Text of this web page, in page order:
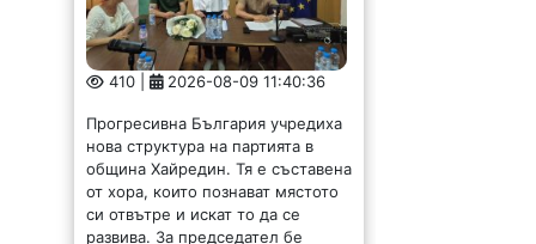
410 | 2026-08-09 11:40:36
Прогресивна България учредиха
нова структура на партията в
община Хайредин. Тя е съставена
от хора, които познават мястото
си отвътре и искат то да се
развива. За председател бе
избрана...